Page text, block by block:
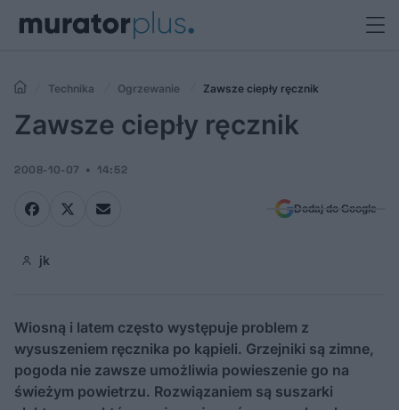
Technika Ogrzewanie Zawsze ciepły ręcznik
Zawsze ciepły ręcznik
2008-10-07 14:52
Dodaj do Google
jk
Wiosną i latem często występuje problem z
wysuszeniem ręcznika po kąpieli. Grzejniki są zimne,
pogoda nie zawsze umożliwia powieszenie go na
świeżym powietrzu. Rozwiązaniem są suszarki